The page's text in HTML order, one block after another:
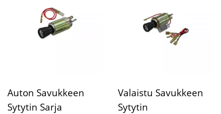
Auton Savukkeen
Sytytin Sarja
Valaistu Savukkeen
Sytytin